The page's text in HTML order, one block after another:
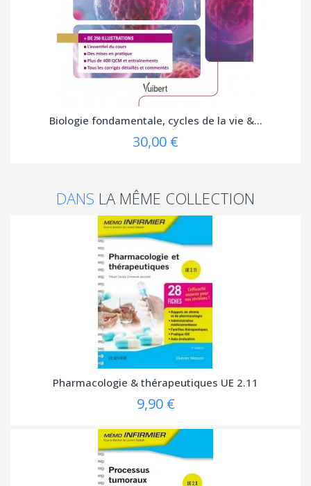
Biologie fondamentale, cycles de la vie &...
30,00 €
DANS LA MÊME COLLECTION
Pharmacologie & thérapeutiques UE 2.11
9,90 €